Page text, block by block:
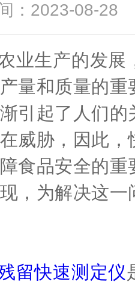
间：2023-08-
生产的发展
量和质量的
引起了人们
威胁，因此
食品安全的
，为解决这
留快速测定仪